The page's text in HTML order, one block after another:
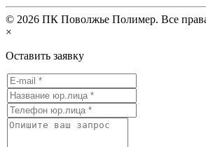
© 2026 ПК Поволжье Полимер. Все
×
Оставить заявку